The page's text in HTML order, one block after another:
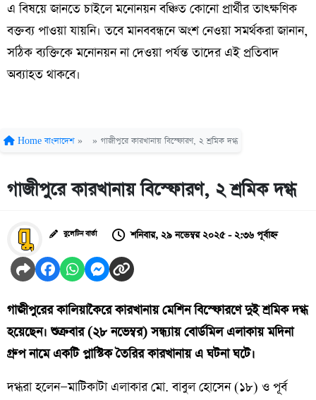
এ বিষয়ে জানতে চাইলে মনোনয়ন বঞ্চিত কোনো প্রার্থীর তাৎক্ষণিক
বক্তব্য পাওয়া যায়নি। তবে মানববন্ধনে অংশ নেওয়া সমর্থকরা জানান,
সঠিক ব্যক্তিকে মনোনয়ন না দেওয়া পর্যন্ত তাদের এই প্রতিবাদ
অব্যাহত থাকবে।
Home বাংলাদেশ » » গাজীপুরে কারখানায় বিস্ফোরণ, ২ শ্রমিক দগ্ধ
গাজীপুরে কারখানায় বিস্ফোরণ, ২ শ্রমিক দগ্ধ
বুলেটিন বার্তা শনিবার, ২৯ নভেম্বর ২০২৫ - ২:৩৬ পূর্বাহ্ন
গাজীপুরের কালিয়াকৈরে কারখানায় মেশিন বিস্ফোরণে দুই শ্রমিক দগ্ধ
হয়েছেন। শুক্রবার (২৮ নভেম্বর) সন্ধ্যায় বোর্ডমিল এলাকায় মদিনা
গ্রুপ নামে একটি প্লাস্টিক তৈরির কারখানায় এ ঘটনা ঘটে।
দগ্ধরা হলেন—মাটিকাটা এলাকার মো. বাবুল হোসেন (১৮) ও পূর্ব